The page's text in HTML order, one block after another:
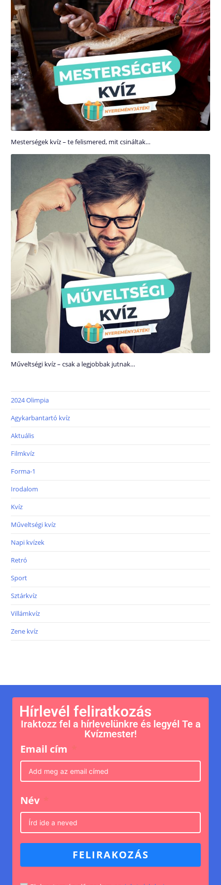
Mesterségek kvíz – te felismered, mit csináltak…
Műveltségi kvíz – csak a legjobbak jutnak…
2024 Olimpia
Agykarbantartó kvíz
Aktuális
Filmkvíz
Forma-1
Irodalom
Kvíz
Műveltségi kvíz
Napi kvízek
Retró
Sport
Sztárkvíz
Villámkvíz
Zene kvíz
Hírlevél feliratkozás
Iraktozz fel a hírlevelünkre és legyél Te a
Kvízmester!
Email cím
Név
FELIRAKOZÁS